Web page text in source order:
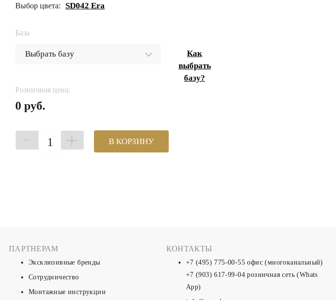
Выбор цвета: SD042 Era
База
Как
выбрать
базу?
Розничная цена:
0 руб.
1 В КОРЗИНУ
ПАРТНЕРАМ
Эксклюзивные бренды
Сотрудничество
Монтажные инструкции
КОНТАКТЫ
+7 (495) 775-00-55 офис (многоканальный)
+7 (903) 617-99-04 розничная сеть (Whats
App)